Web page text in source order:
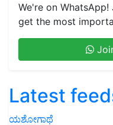
We're on
get the most
Latest
ಯಶೋಗಾಥೆ